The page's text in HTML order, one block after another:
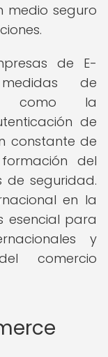
medio seguro
de E-
de
como la
de
constante de
del
de seguridad.
en la
esencial para
y
comercio